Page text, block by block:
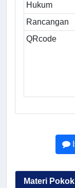
Hukum
Rancangan
QRcode
Materi